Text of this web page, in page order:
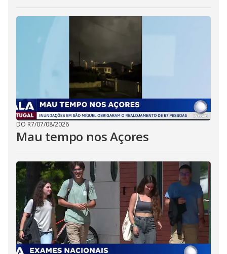
DO R7/07/08/2026
Mau tempo nos Açores